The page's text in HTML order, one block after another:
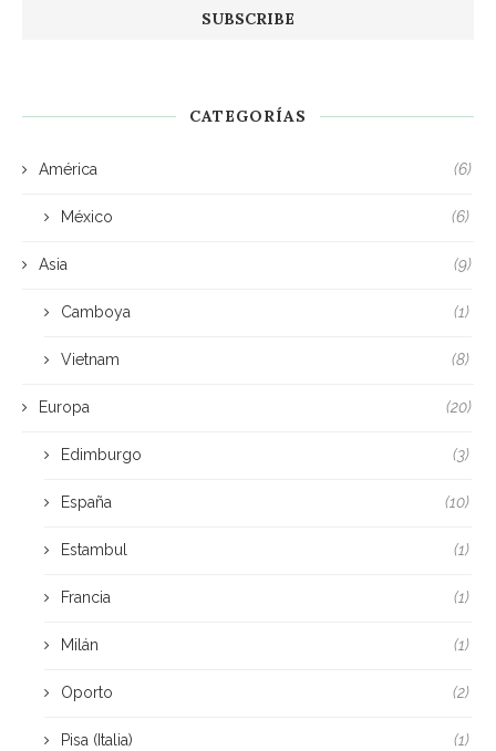
CATEGORÍAS
América (6)
México (6)
Asia (9)
Camboya (1)
Vietnam (8)
Europa (20)
Edimburgo (3)
España (10)
Estambul (1)
Francia (1)
Milán (1)
Oporto (2)
Pisa (Italia) (1)